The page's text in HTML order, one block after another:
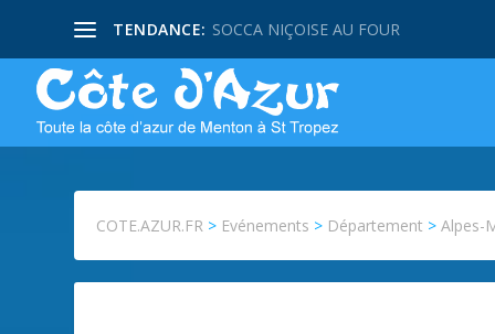
TENDANCE: SOCCA NIÇOISE AU FOUR
COTE.AZUR.FR > Evénements > Département >Alpes-